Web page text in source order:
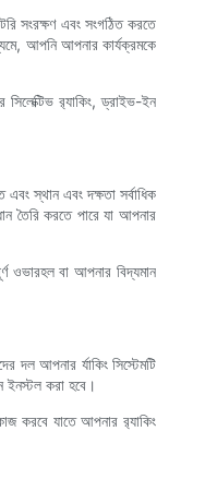
সংরক্ষণ এবং সংগঠিত করতে
আপনি আপনার কার্যক্রমকে
র‍্যাকিং, ড্রাইভ-ইন
স্থান এবং দক্ষতা সর্বাধিক
তৈরি করতে পারে যা আপনার
ওভারহল বা আপনার বিদ্যমান
দল আপনার র্যাকিং সিস্টেমটি
ইনস্টল করা হবে।
করবে যাতে আপনার র‍্যাকিং